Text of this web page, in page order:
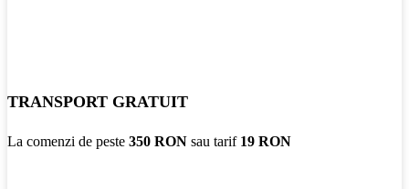
TRANSPORT GRATUIT
La comenzi de peste 350 RON sau tarif 19 RON